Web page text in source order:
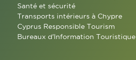
Santé et sécurité
Transports intérieurs à Chypre
Cyprus Responsible Tourism
Bureaux d'Information Touristique